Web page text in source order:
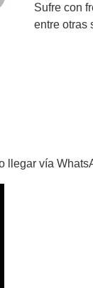
Sufre con
entre otras
llegar vía